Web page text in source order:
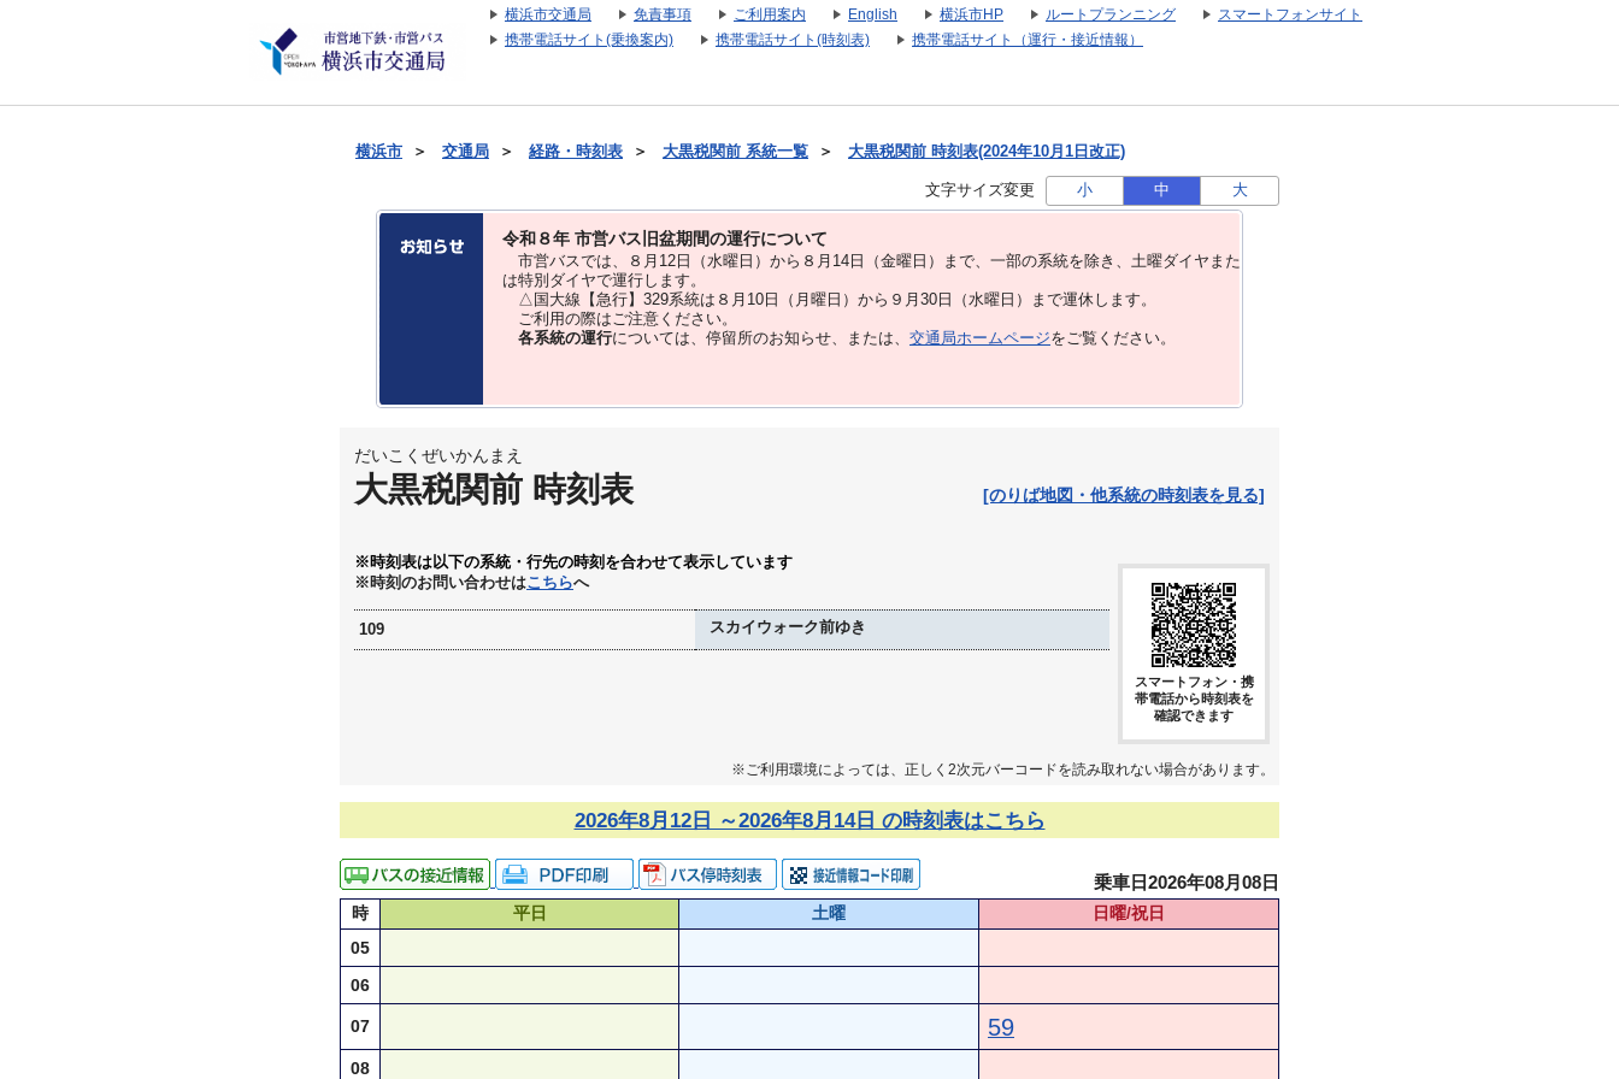
横浜市交通局 免責事項 ご利用案内 English 横浜市HP ルートプランニング
スマートフォンサイト
携帯電話サイト(乗換案内)
携帯電話サイト(時刻表) 携帯電話サイト（運行・接近情報）
横浜市 ＞ 交通局 ＞ 経路・時刻表 ＞ 大黒税関前 系統一覧 ＞ 大黒税関前 時刻表(2024年10月1日改正)
文字サイズ変更 小 中 大
令和８年 市営バス旧盆期間の運行について
市営バスでは、８⽉12⽇（水曜日）から８⽉14⽇（金曜日）まで、⼀部の系統を除き、⼟曜ダイヤまた
は特別ダイヤで運⾏します。
△国大線【急行】329系統は８月10日（月曜日）から９月30日（水曜日）まで運休します。
ご利用の際はご注意ください。
各系統の運行については、停留所のお知らせ、または、 交通局ホームページをご覧ください。
だいこくぜいかんまえ
大黒税関前 時刻表 [のりば地図・他系統の時刻表を見る]
※時刻表は以下の系統・行先の時刻を合わせて表示しています
※時刻のお問い合わせはこちらへ
109 スカイウォーク前ゆき
スマートフォン・携
帯電話から時刻表を
確認できます
※ご利用環境によっては、正しく2次元バーコードを読み取れない場合があります。
2026年8月12日 ～2026年8月14日 の時刻表はこちら
乗車日2026年08月08日
時 平日 土曜
日曜/祝日
05
06
07 59
08